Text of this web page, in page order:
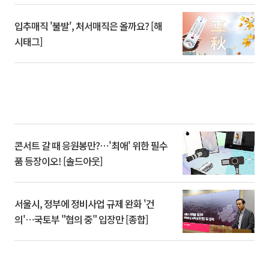
입추매직 '불발', 처서매직은 올까요? [해
시태그]
콘서트 갈 때 응원봉만?⋯'최애' 위한 필수
품 등장이오! [솔드아웃]
서울시, 정부에 정비사업 규제 완화 '건
의'⋯국토부 "협의 중" 입장만 [종합]